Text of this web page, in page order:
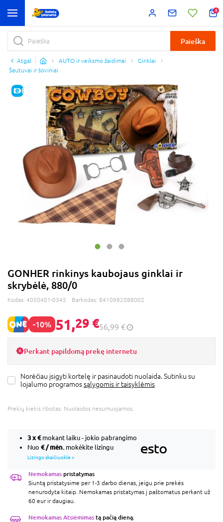
0
Paieška
Atgal AUTO ir veiksmo žaidimai
Ginklai
Šautuvai ir šoviniai
E-KAINA
GONHER rinkinys kaubojaus ginklai ir
skrybėlė, 880/0
Kodas: 4050401-0345 Barkodas: 8410982088002
-10% 51,29 €56,99 €
Perkant papildomą prekę internetu
Norėčiau įsigyti kortelę ir pasinaudoti nuolaida. Sutinku su
lojalumo programossąlygomis ir taisyklėmis
Prekių kiekis ribotas. Nuolaidos nesumuojamos.
3 x€mokant laiku - jokio pabrangimo
Nuo € / mėn. mokėkite lizingu
Lizingo skaičiuoklė >
Nemokamas pristatymas
Siuntą pristatysime per 1-3 darbo dienas, jeigu prie prekės
nenurodyta kitaip. Nemokamas pristatymas į paštomatus perkant už
60 eur ir daugiau.
Nemokamas Atsiėmimas tą pačią dieną.